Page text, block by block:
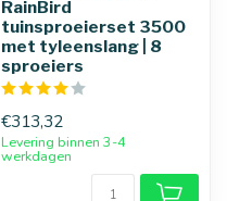
RainBird
tuinsproeierset 3500
met tyleenslang | 8
sproeiers
€313,32
Levering binnen 3-4
werkdagen
32 mm